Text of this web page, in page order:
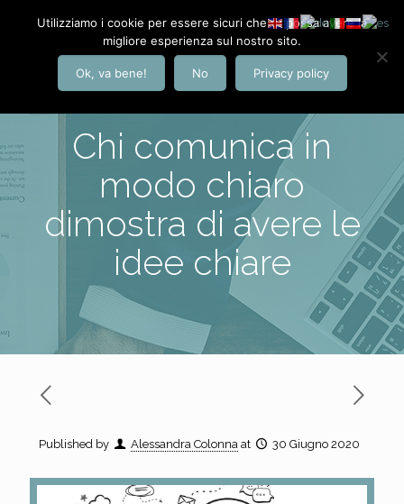
Chi comunica in
modo chiaro
dimostra di avere le
idee chiare
Published by Alessandra Colonna at 30 Giugno 2020
Utilizziamo i cookie per essere sicuri che tu possa avere la
migliore esperienza sul nostro sito.
Ok, va bene! No Privacy policy